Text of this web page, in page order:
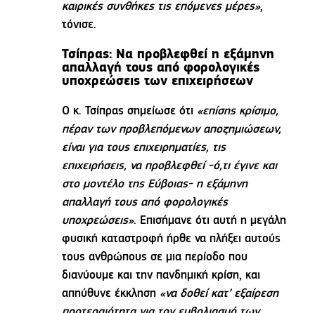
καιρικές συνθήκες τις επόμενες μέρες»,
τόνισε.
Τσίπρας: Να προβλεφθεί η εξάμηνη
απαλλαγή τους από φορολογικές
υποχρεώσεις των επιχειρήσεων
Ο κ. Τσίπρας σημείωσε ότι «επίσης κρίσιμο,
πέραν των προβλεπόμενων αποζημιώσεων,
είναι για τους επιχειρηματίες, τις
επιχειρήσεις, να προβλεφθεί -ό,τι έγινε και
στο μοντέλο της Εύβοιας- η εξάμηνη
απαλλαγή τους από φορολογικές
υποχρεώσεις». Επισήμανε ότι αυτή η μεγάλη
φυσική καταστροφή ήρθε να πλήξει αυτούς
τους ανθρώπους σε μια περίοδο που
διανύουμε και την πανδημική κρίση, και
απηύθυνε έκκληση «να δοθεί κατ’ εξαίρεση